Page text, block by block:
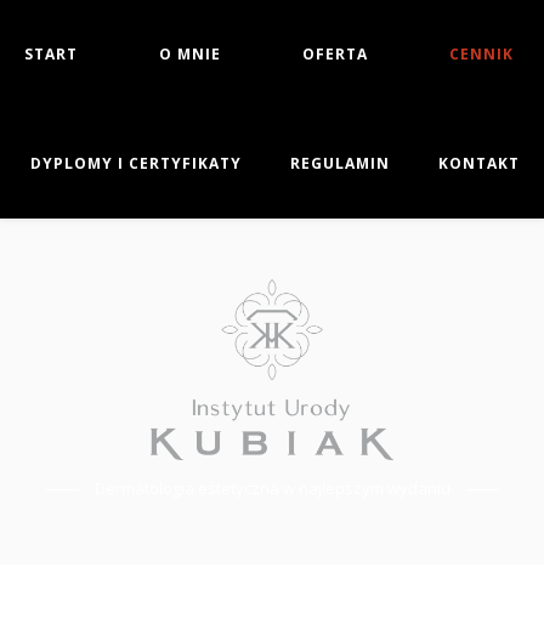
START O MNIE OFERTA CENNIK
DYPLOMY I CERTYFIKATY REGULAMIN KONTAKT